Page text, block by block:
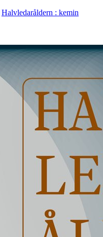
Halvledaråldern : kemin